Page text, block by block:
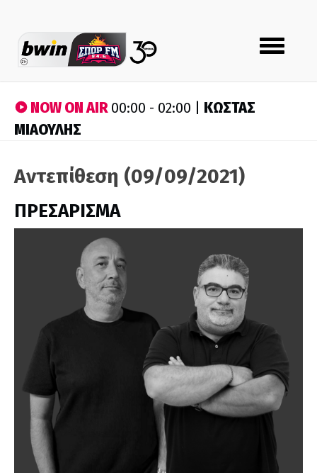
Toggle
navigation
NOW ON AIR00:00 - 02:00 | ΚΩΣΤΑΣ
ΜΙΑΟΥΛΗΣ
Αντεπίθεση (09/09/2021)
ΠΡΕΣΑΡΙΣΜΑ